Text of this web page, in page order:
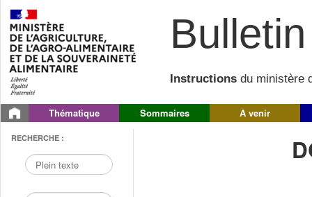
Instructions du ministère
Thématique Sommaires A venir
RECHERCHE :